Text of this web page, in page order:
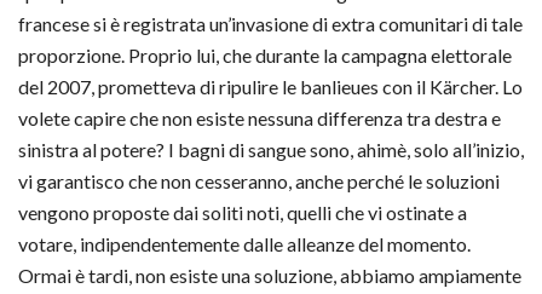
francese si è registrata un’invasione di extra comunitari di tale
proporzione. Proprio lui, che durante la campagna elettorale
del 2007, prometteva di ripulire le banlieues con il Kärcher. Lo
volete capire che non esiste nessuna differenza tra destra e
sinistra al potere? I bagni di sangue sono, ahimè, solo all’inizio,
vi garantisco che non cesseranno, anche perché le soluzioni
vengono proposte dai soliti noti, quelli che vi ostinate a
votare, indipendentemente dalle alleanze del momento.
Ormai è tardi,non esiste una soluzione, abbiamo ampiamente